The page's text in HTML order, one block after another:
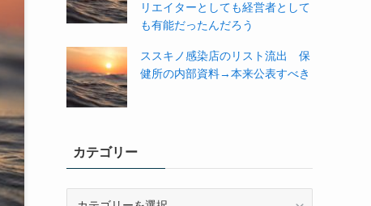
リエイターとしても経営者として
も有能だったんだろう
ススキノ感染店のリスト流出 保
健所の内部資料→本来公表すべき
カテゴリー